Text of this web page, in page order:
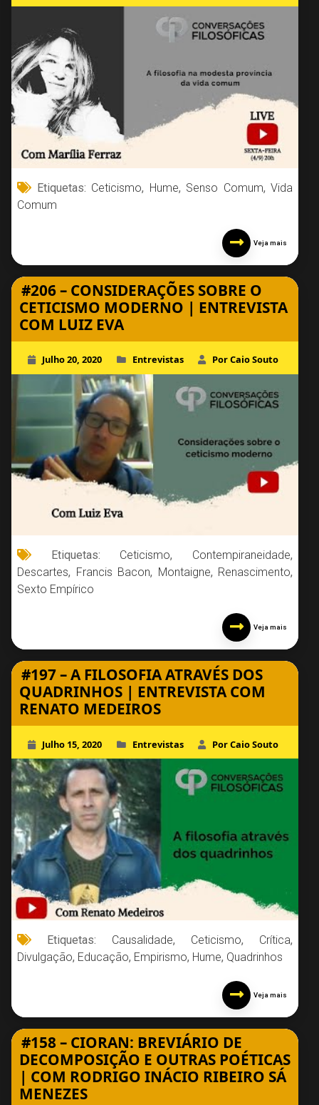
Etiquetas: Ceticismo, Hume, Senso Comum,Vida
Comum
Veja mais
#206 – CONSIDERAÇÕES SOBRE O
CETICISMO MODERNO | ENTREVISTA
COM LUIZ EVA
Julho 20, 2020 Entrevistas Por Caio Souto
Etiquetas: Ceticismo, Contempiraneidade,
Descartes, Francis Bacon, Montaigne, Renascimento,
Sexto Empírico
Veja mais
#197 – A FILOSOFIA ATRAVÉS DOS
QUADRINHOS | ENTREVISTA COM
RENATO MEDEIROS
Julho 15, 2020 Entrevistas Por Caio Souto
Etiquetas: Causalidade, Ceticismo, Crítica,
Divulgação, Educação, Empirismo, Hume, Quadrinhos
Veja mais
#158 – CIORAN: BREVIÁRIO DE
DECOMPOSIÇÃO E OUTRAS POÉTICAS
| COM RODRIGO INÁCIO RIBEIRO SÁ
MENEZES